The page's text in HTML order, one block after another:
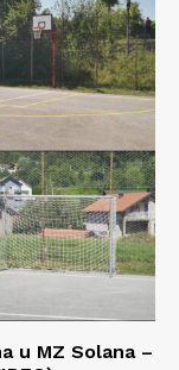
u MZ Solana –